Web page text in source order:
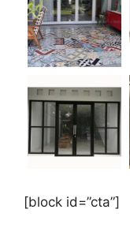
[block id=”cta”]